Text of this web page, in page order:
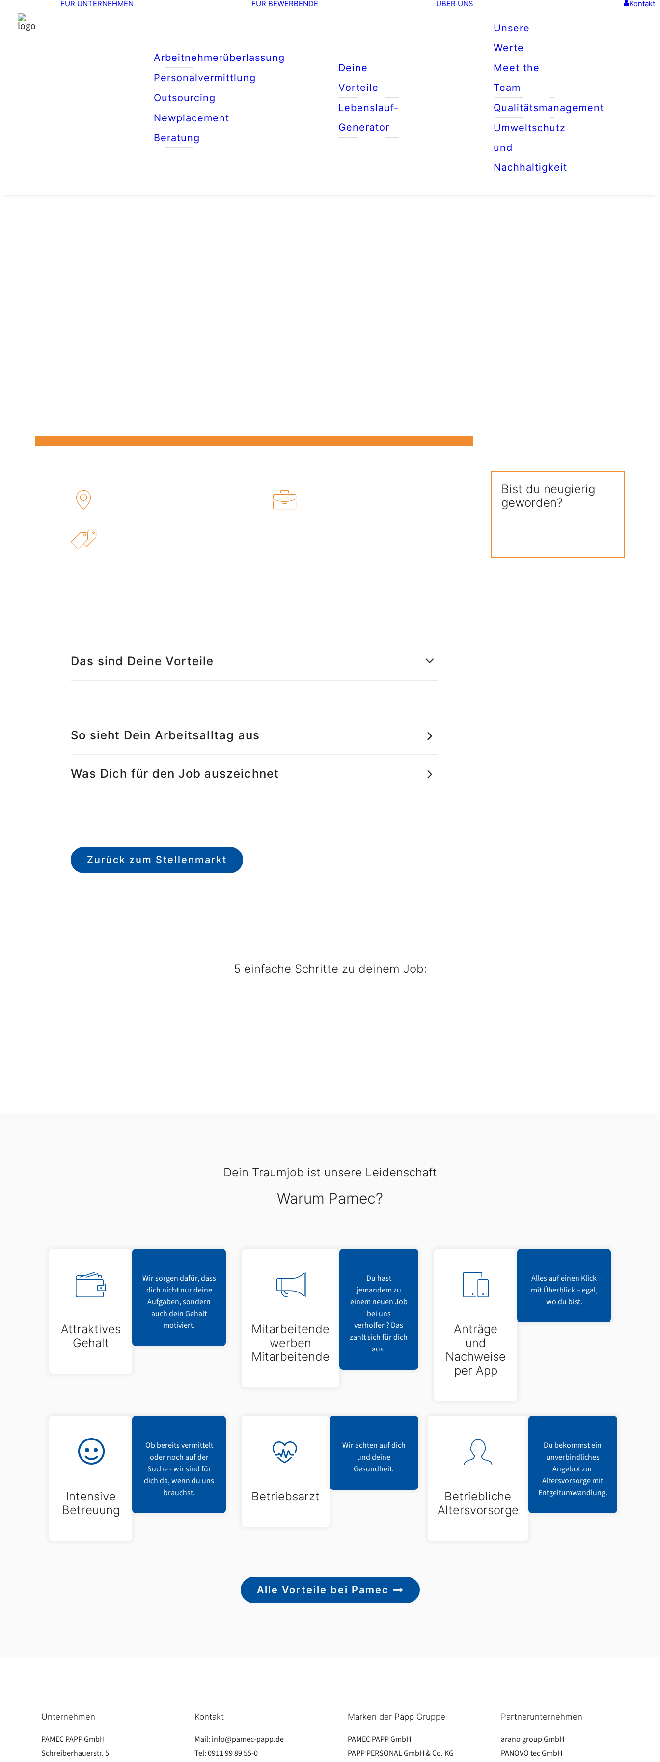
FÜR UNTERNEHMEN
Arbeitnehmerüberlassung
Personalvermittlung
Outsourcing
Newplacement
Beratung
FÜR BEWERBENDE
Deine
Vorteile
Lebenslauf-
Generator
ÜBER UNS
Unsere
Werte
Meet the
Team
Qualitätsmanagement
Umweltschutz
und
Nachhaltigkeit
Kontakt
Das sind Deine Vorteile
So sieht Dein Arbeitsalltag aus
Was Dich für den Job auszeichnet
Zurück zum Stellenmarkt
Bist du neugierig
geworden?
5 einfache Schritte zu deinem Job:
Dein Traumjob ist unsere Leidenschaft
Warum Pamec?
Attraktives
Gehalt
Wir sorgen dafür, dass
dich nicht nur deine
Aufgaben, sondern
auch dein Gehalt
motiviert.
Mitarbeitende
werben
Mitarbeitende
Du hast
jemandem zu
einem neuen Job
bei uns
verholfen? Das
zahlt sich für dich
aus.
Anträge
und
Nachweise
per App
Alles auf einen Klick
mit Überblick – egal,
wo du bist.
Intensive
Betreuung
Ob bereits vermittelt
oder noch auf der
Suche - wir sind für
dich da, wenn du uns
brauchst.
Betriebsarzt
Wir achten auf dich
und deine
Gesundheit.
Betriebliche
Altersvorsorge
Du bekommst ein
unverbindliches
Angebot zur
Altersvorsorge mit
Entgeltumwandlung.
Alle Vorteile bei Pamec
Unternehmen
PAMEC PAPP GmbH
Schreiberhauerstr. 5
Kontakt
Mail: info@pamec-papp.de
Tel:0911 99 89 55-0
Marken der Papp Gruppe
PAMEC PAPP GmbH
PAPP PERSONAL GmbH & Co. KG
Partnerunternehmen
arano group GmbH
PANOVO tec GmbH